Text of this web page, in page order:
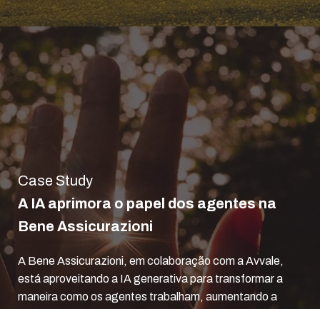
Case Study
A IA aprimora o papel dos agentes na
Bene Assicurazioni
A Bene Assicurazioni, em colaboração com a Avvale,
está aproveitando a IA generativa para transformar a
maneira como os agentes trabalham, aumentando a